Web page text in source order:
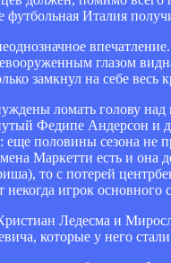
Италия
глазом
замкнул на себе
ломать голову
Федипе Андерсон
половины сезона не
Маркетти есть и
то с потерей
игрок основного
Ледесма и
которые у него